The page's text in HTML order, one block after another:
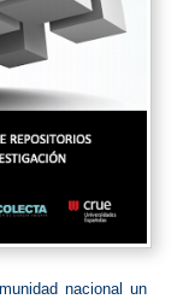
nacional un